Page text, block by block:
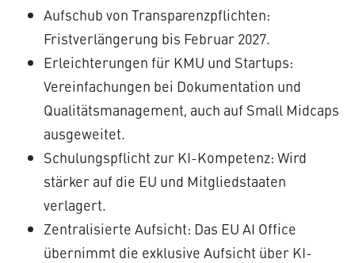
Aufschub von Transparenzpflichten:
Fristverlängerung bis Februar 2027.
Erleichterungen für KMU und Startups:
Vereinfachungen bei Dokumentation und
Qualitätsmanagement, auch auf Small Midcaps
ausgeweitet.
Schulungspflicht zur KI-Kompetenz: Wird
stärker auf die EU und Mitgliedstaaten
verlagert.
Zentralisierte Aufsicht: Das EU AI Office
übernimmt die exklusive Aufsicht über KI-